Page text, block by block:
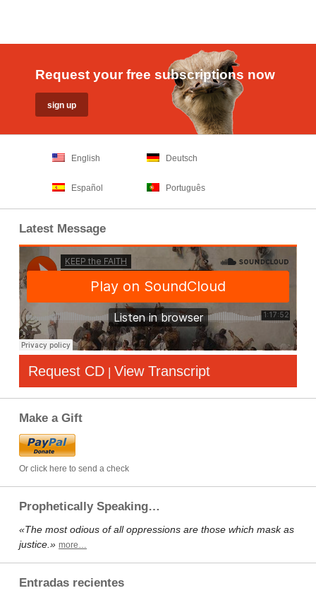
Request your free subscriptions now
English Deutsch
Español Português
Latest Message
Request CD | View Transcript
Make a Gift
Or click here to send a check
Prophetically Speaking…
«The most odious of all oppressions are those which mask as
justice.» more…
Entradas recientes